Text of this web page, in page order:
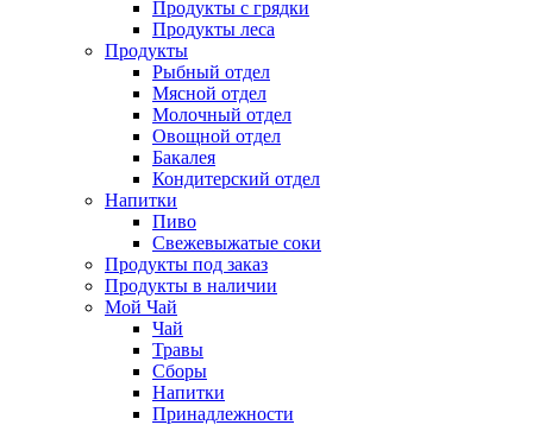
Продукты с грядки
Продукты леса
Продукты
Рыбный отдел
Мясной отдел
Молочный отдел
Овощной отдел
Бакалея
Кондитерский отдел
Напитки
Пиво
Cвежевыжатые соки
Продукты под заказ
Продукты в наличии
Мой Чай
Чай
Травы
Сборы
Напитки
Принадлежности